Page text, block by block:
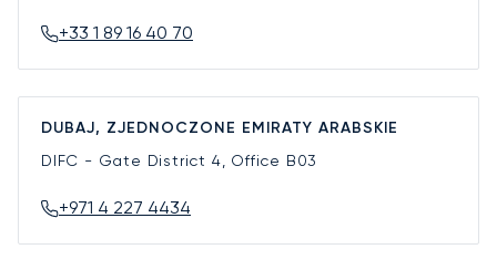
+33 1 89 16 40 70
DUBAJ, ZJEDNOCZONE EMIRATY ARABSKIE
DIFC - Gate District 4, Office B03
+971 4 227 4434